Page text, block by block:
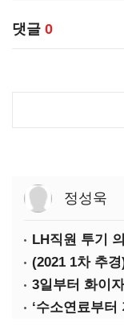
댓글 0
정성욱